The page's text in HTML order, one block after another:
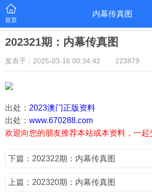
首页
内幕传真图
202321期：内幕传真图
发表于：2025-03-16 00:34:42 223879
出处： 2023澳门正版资料
出处： www.670288.com
欢迎向您的朋友推荐本站或本资料，一起
下篇：202322期：内幕传真图
上篇：202320期：内幕传真图